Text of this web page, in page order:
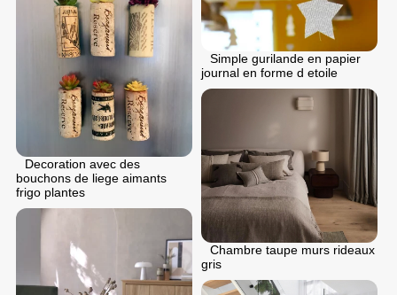
Simple gurilande en papier
journal en forme d etoile
Decoration avec des
bouchons de liege aimants
frigo plantes
Chambre taupe murs rideaux
gris